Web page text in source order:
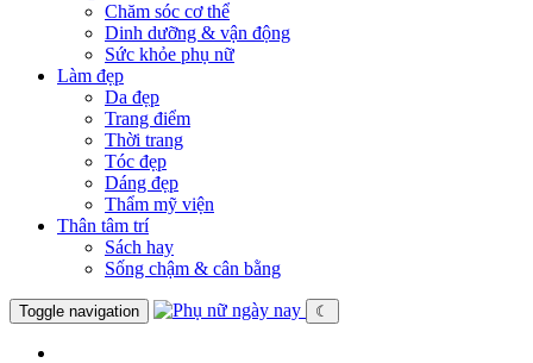
Chăm sóc cơ thể
Dinh dưỡng & vận động
Sức khỏe phụ nữ
Làm đẹp
Da đẹp
Trang điểm
Thời trang
Tóc đẹp
Dáng đẹp
Thẩm mỹ viện
Thân tâm trí
Sách hay
Sống chậm & cân bằng
Toggle navigation ☾